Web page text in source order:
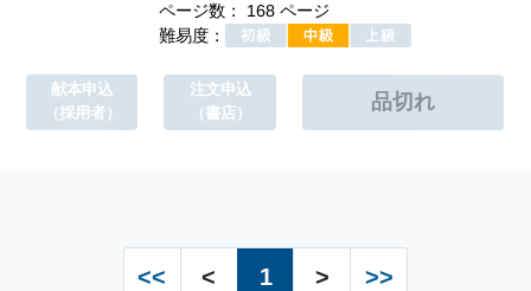
ページ数： 168 ページ
難易度：
献本申込
（採用者）
注文申込
（書店）
<< < 1 > >>